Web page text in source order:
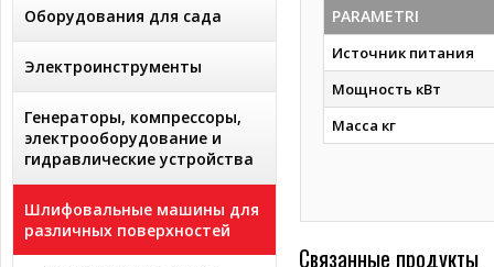
Оборудования для сада
Электроинструменты
Генераторы, компрессоры,
электрооборудование и
гидравлические устройства
Шлифовальные машины для
различных поверхностей
PARAMETRI
Источник питания
Мощность кВт
Масса кг
Связанные продукты